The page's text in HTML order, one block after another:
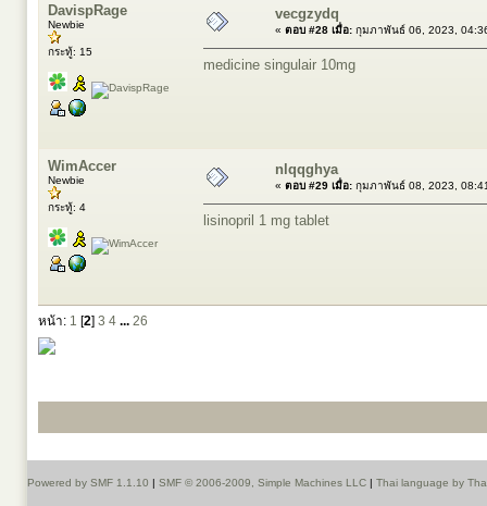
DavispRage
Newbie
กระทู้: 15
vecgzydq
« ตอบ #28 เมื่อ: กุมภาพันธ์ 06, 2023,
medicine singulair 10mg
WimAccer
Newbie
กระทู้: 4
nlqqghya
« ตอบ #29 เมื่อ: กุมภาพันธ์ 08, 2023,
lisinopril 1 mg tablet
หน้า: 1 [2] 3 4 ... 26
Powered by SMF 1.1.10 | SMF © 2006-2009, Simple Machines LLC | Thai language by